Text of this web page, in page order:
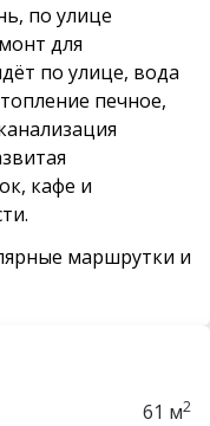
по улице
для
по улице, вода
печное,
кафе и
маршрутки и
61 м2